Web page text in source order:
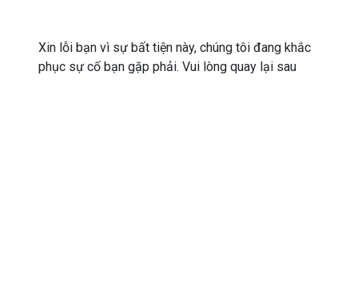
Xin lỗi bạn vì sự bất tiện này, chúng tôi đang khắc
phục sự cố bạn gặp phải. Vui lòng quay lại sau